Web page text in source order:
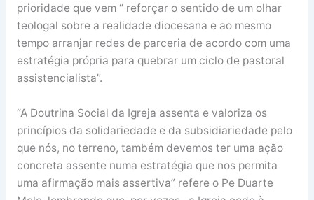
prioridade que vem “ reforçar o sentido de um olhar
teologal sobre a realidade diocesana e ao mesmo
tempo arranjar redes de parceria de acordo com uma
estratégia própria para quebrar um ciclo de pastoral
assistencialista”.
“A Doutrina Social da Igreja assenta e valoriza os
princípios da solidariedade e da subsidiariedade pelo
que nós, no terreno, também devemos ter uma ação
concreta assente numa estratégia que nos permita
uma afirmação mais assertiva” refere o Pe Duarte